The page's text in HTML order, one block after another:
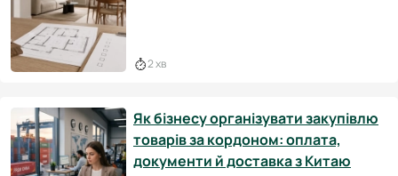
2 хв
Як бізнесу організувати закупівлю
товарів за кордоном: оплата,
документи й доставка з Китаю